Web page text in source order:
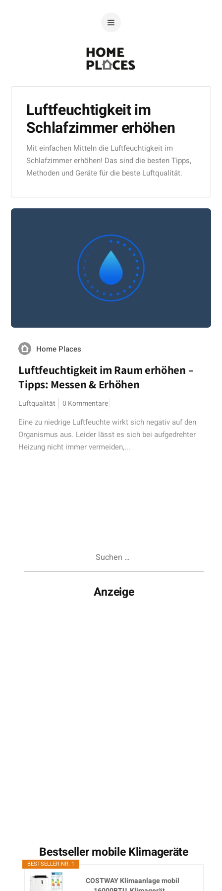
Luftfeuchtigkeit im
Schlafzimmer erhöhen
Mit einfachen Mitteln die Luftfeuchtigkeit im
Schlafzimmer erhöhen! Das sind die besten Tipps,
Methoden und Geräte für die beste Luftqualität.
Home Places
Luftfeuchtigkeit im Raum erhöhen –
Tipps: Messen & Erhöhen
Luftqualität 0 Kommentare
Eine zu niedrige Luftfeuchte wirkt sich negativ auf den
Organismus aus. Leider lässt es sich bei aufgedrehter
Heizung nicht immer vermeiden,...
Anzeige
Bestseller mobile Klimageräte
BESTSELLER NR. 1
COSTWAY Klimaanlage mobil